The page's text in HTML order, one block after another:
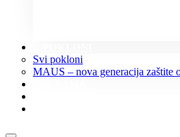
Svi pokloni
MAUS – nova generacija zaštite